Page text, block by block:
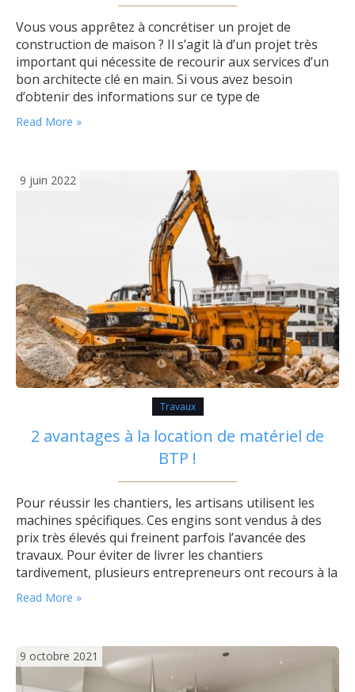
Vous vous apprêtez à concrétiser un projet de
construction de maison ? Il s’agit là d’un projet très
important qui nécessite de recourir aux services d’un
bon architecte clé en main. Si vous avez besoin
d’obtenir des informations sur ce type de
constructeur, cet article pourrait vous être utile.
Quelques missions d’un architecte clé en main Un
Read More »
9 juin 2022
Travaux
2 avantages à la location de matériel de
BTP !
Pour réussir les chantiers, les artisans utilisent les
machines spécifiques. Ces engins sont vendus à des
prix très élevés qui freinent parfois l’avancée des
travaux. Pour éviter de livrer les chantiers
tardivement, plusieurs entrepreneurs ont recours à la
location du matériel de BTP. Ci-dessous quelques
avantages que procure la location du matériel de
Read More »
9 octobre 2021